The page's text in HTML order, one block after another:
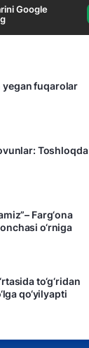
Google
fuqarolar
Toshloqda
Farg‘ona
o‘rniga
to‘g‘ridan
qo‘yilyapti